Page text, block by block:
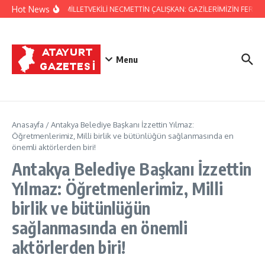
İçeriğe atla
Hot NewsHATAY MİLLETVEKİLİ NECMETTİN ÇALIŞKAN: GAZİLERİMİZİN
Menu
Anasayfa /Antakya Belediye Başkanı İzzettin Yılmaz:
Öğretmenlerimiz, Milli birlik ve bütünlüğün sağlanmasında en
önemli aktörlerden biri!
Antakya Belediye Başkanı İzzettin
Yılmaz: Öğretmenlerimiz, Milli
birlik ve bütünlüğün
sağlanmasında en önemli
aktörlerden biri!